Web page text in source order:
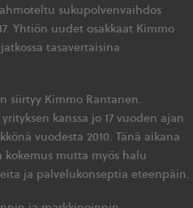
sukupolvenvaihdos
Yhtiön uudet osakkaat Kimmo
tasavertaisina
siirtyy Kimmo Rantanen.
kanssa jo 17 vuoden ajan
vuodesta 2010. Tänä aikana
mutta myös halu
ja palvelukonseptia eteenpäin.